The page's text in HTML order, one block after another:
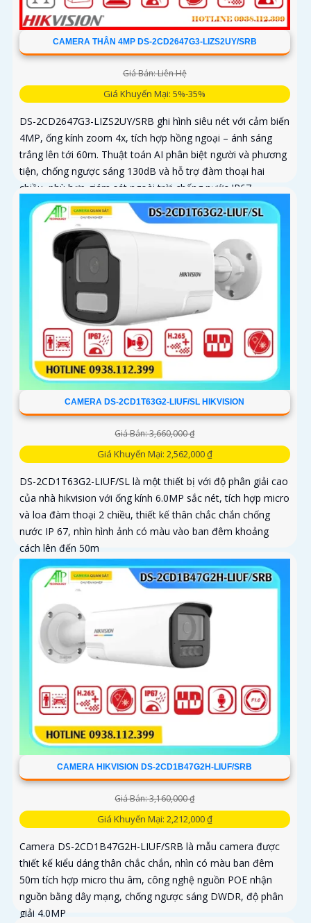
CAMERA THÂN 4MP DS-2CD2647G3-LIZS2UY/SRB
Giá Bán: Liên Hệ
Giá Khuyến Mại: 5%-35%
DS-2CD2647G3-LIZS2UY/SRB ghi hình siêu nét với cảm biến
4MP, ống kính zoom 4x, tích hợp hồng ngoại – ánh sáng
trắng lên tới 60m. Thuật toán AI phân biệt người và phương
tiện, chống ngược sáng 130dB và hỗ trợ đàm thoại hai
chiều, phù hợp giám sát ngoài trời chống nước IP67
CAMERA DS-2CD1T63G2-LIUF/SL HIKVISION
Giá Bán: 3,660,000 ₫
Giá Khuyến Mại: 2,562,000 ₫
DS-2CD1T63G2-LIUF/SL là một thiết bị với độ phân giải cao
của nhà hikvision với ống kính 6.0MP sắc nét, tích hợp micro
và loa đàm thoại 2 chiều, thiết kế thân chắc chắn chống
nước IP 67, nhìn hình ảnh có màu vào ban đêm khoảng
cách lên đến 50m
CAMERA HIKVISION DS-2CD1B47G2H-LIUF/SRB
Giá Bán: 3,160,000 ₫
Giá Khuyến Mại: 2,212,000 ₫
Camera DS-2CD1B47G2H-LIUF/SRB là mẫu camera được
thiết kế kiểu dáng thân chắc chắn, nhìn có màu ban đêm
50m tích hợp micro thu âm, công nghệ nguồn POE nhận
nguồn bằng dây mạng, chống ngược sáng DWDR, độ phân
giải 4.0MP